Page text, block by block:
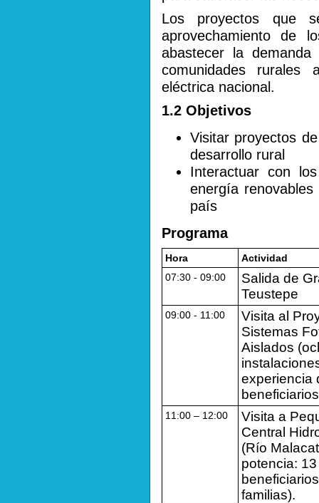
Los proyectos que
aprovechamiento de
abastecer la
comunidades
eléctrica nacional.
1.2 Objetivos
Visitar proyectos
desarrollo rural
Interactuar con
energía
país
Programa
Hora
Actividad
07:30 - 09:00
Salida de
Teustepe
09:00 - 11:00
Visita al
Sistemas
Aislados
experiencia
11:00 – 12:00
Visita a
Central
(Río
potencia:
familias).